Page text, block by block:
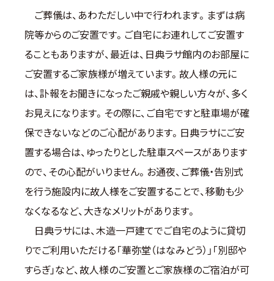
ご葬儀は、あわただしい中で行われます。まずは病
院等からのご安置です。ご自宅にお連れしてご安置す
ることもありますが、最近は、日典ラサ館内のお部屋に
ご安置するご家族様が増えています。故人様の元に
は、訃報をお聞きになったご親戚や親しい方々が、多く
お見えになります。その際に、ご自宅ですと駐車場が確
保できないなどのご心配があります。日典ラサにご安
置する場合は、ゆったりとした駐車スペースがあります
ので、その心配がいりません。お通夜、ご葬儀・告別式
を行う施設内に故人様をご安置することで、移動も少
なくなるなど、大きなメリットがあります。
日典ラサには、木造一戸建てでご自宅のように貸切
りでご利用いただける「華弥堂（はなみどう）」｢別邸や
すらぎ｣など、故人様のご安置とご家族様のご宿泊が可